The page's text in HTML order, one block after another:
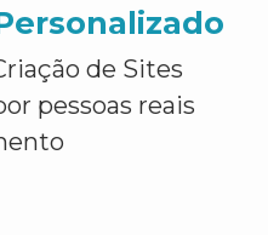
de Sites
pessoas reais